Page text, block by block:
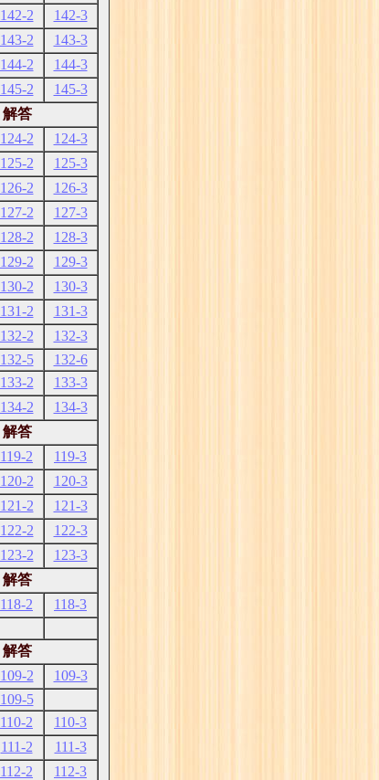
142-2
142-3
143-2
143-3
144-2
144-3
145-2
145-3
解答
124-2
124-3
125-2
125-3
126-2
126-3
127-2
127-3
128-2
128-3
129-2
129-3
130-2
130-3
131-2
131-3
132-2
132-3
132-5
132-6
133-2
133-3
134-2
134-3
解答
119-2
119-3
120-2
120-3
121-2
121-3
122-2
122-3
123-2
123-3
解答
118-2
118-3
解答
109-2
109-3
109-5
110-2
110-3
111-2
111-3
112-2
112-3